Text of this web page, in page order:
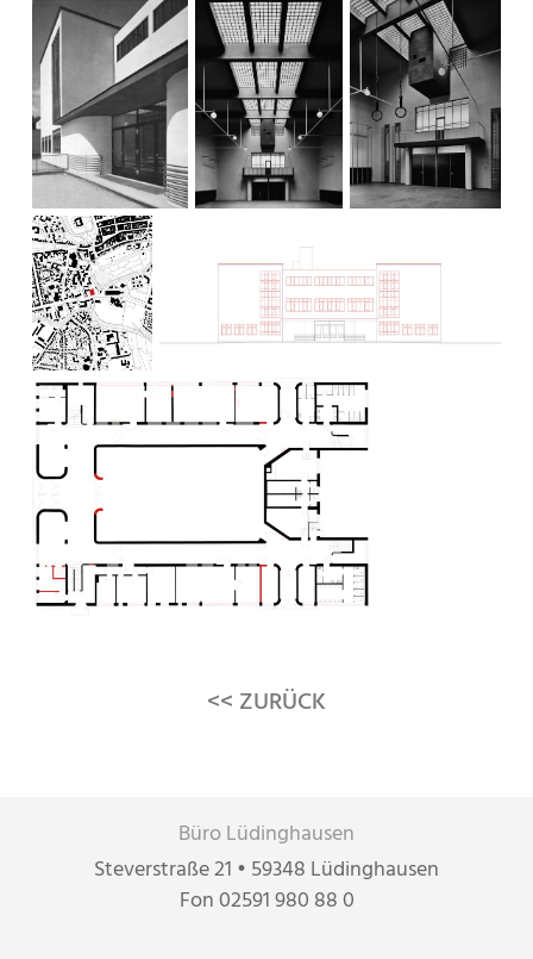
<< ZURÜCK
Büro Lüdinghausen
Steverstraße 21 • 59348 Lüdinghausen
Fon 02591 980 88 0